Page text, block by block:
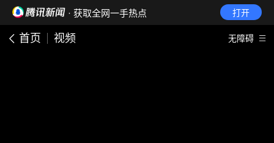
· 获取全网一手热点 打开
首页 视频 无障碍